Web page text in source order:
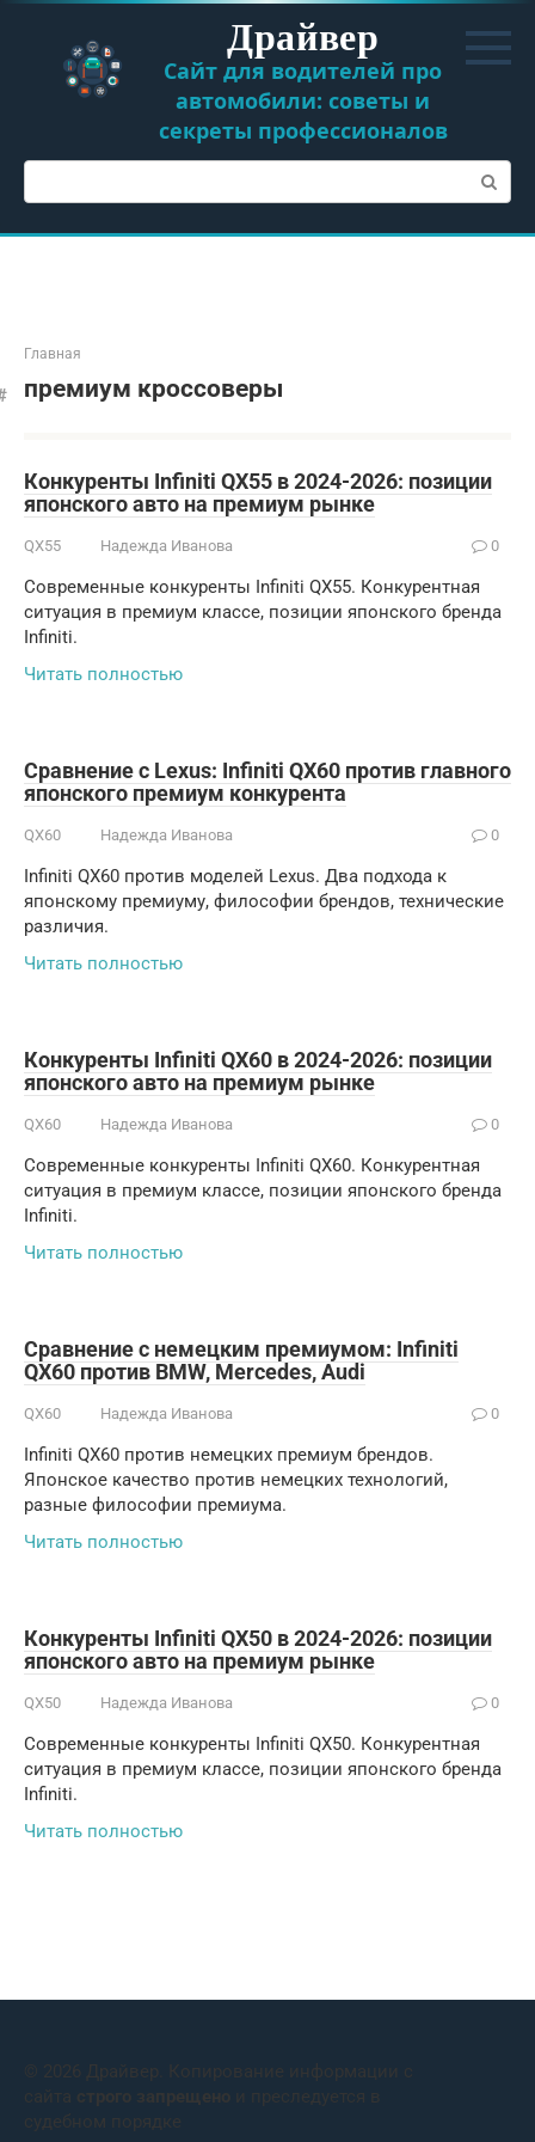
Перейти
контенту
Драйвер
Сайт для водителей про
автомобили: советы и
секреты профессионалов
Поиск:
Главная
премиум кроссоверы
Конкуренты Infiniti QX55 в 2024-2026: позиции
японского авто на премиум рынке
QX55 Надежда Иванова 0
Современные конкуренты Infiniti QX55. Конкурентная
ситуация в премиум классе, позиции японского бренда
Infiniti.
Читать полностью
Сравнение с Lexus: Infiniti QX60 против главного
японского премиум конкурента
QX60 Надежда Иванова 0
Infiniti QX60 против моделей Lexus. Два подхода к
японскому премиуму, философии брендов, технические
различия.
Читать полностью
Конкуренты Infiniti QX60 в 2024-2026: позиции
японского авто на премиум рынке
QX60 Надежда Иванова 0
Современные конкуренты Infiniti QX60. Конкурентная
ситуация в премиум классе, позиции японского бренда
Infiniti.
Читать полностью
Сравнение с немецким премиумом: Infiniti
QX60 против BMW, Mercedes, Audi
QX60 Надежда Иванова 0
Infiniti QX60 против немецких премиум брендов.
Японское качество против немецких технологий,
разные философии премиума.
Читать полностью
Конкуренты Infiniti QX50 в 2024-2026: позиции
японского авто на премиум рынке
QX50 Надежда Иванова 0
Современные конкуренты Infiniti QX50. Конкурентная
ситуация в премиум классе, позиции японского бренда
Infiniti.
Читать полностью
© 2026 Драйвер. Копирование информации с
сайта строго запрещено и преследуется в
судебном порядке